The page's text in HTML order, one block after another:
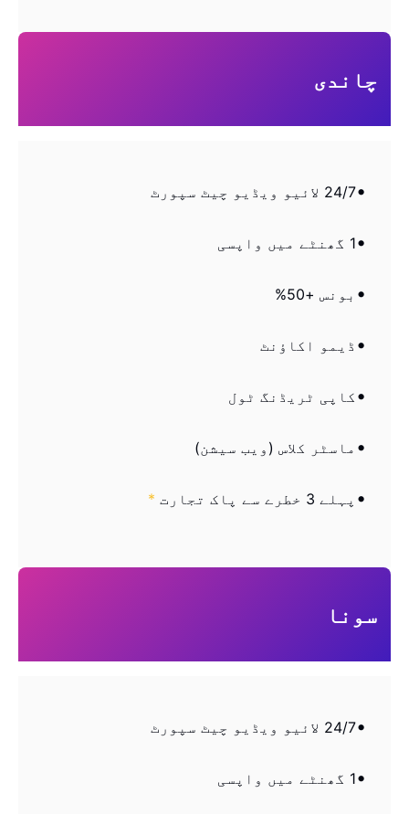
چاندی
24/7 لائیو ویڈیو چیٹ سپورٹ
1 گھنٹے میں واپسی
بونس +50%
ڈیمو اکاؤنٹ
کاپی ٹریڈنگ ٹول
ماسٹر کلاس (ویب سیشن)
پہلے 3 خطرے سے پاک تجارت *
سونا
24/7 لائیو ویڈیو چیٹ سپورٹ
1 گھنٹے میں واپسی